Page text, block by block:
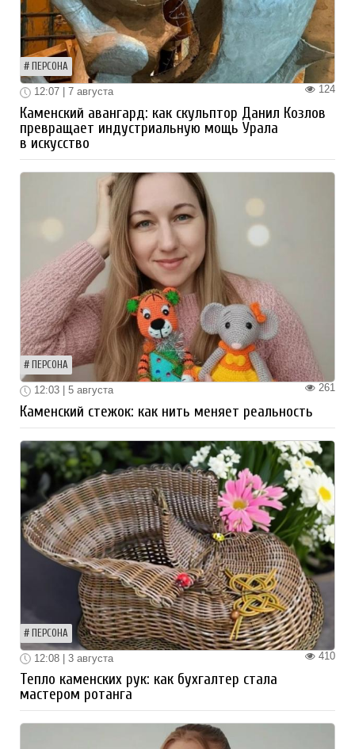
ПЕРСОНА
124
12:07 | 7 августа
Каменский авангард: как скульптор Данил Козлов
превращает индустриальную мощь Урала
в искусство
ПЕРСОНА
261
12:03 | 5 августа
Каменский стежок: как нить меняет реальность
ПЕРСОНА
410
12:08 | 3 августа
Тепло каменских рук: как бухгалтер стала
мастером ротанга